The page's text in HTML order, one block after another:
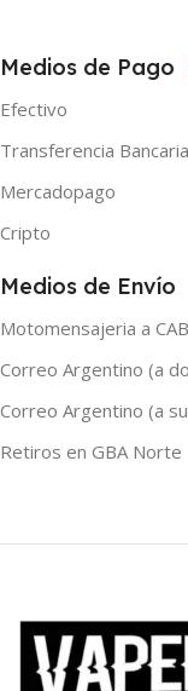
Medios de Pago
Efectivo
Transferencia Bancaria
Mercadopago
Cripto
Medios de Envío
Motomensajeria a
Correo Argentino (a
Correo Argentino (a
Retiros en GBA Norte